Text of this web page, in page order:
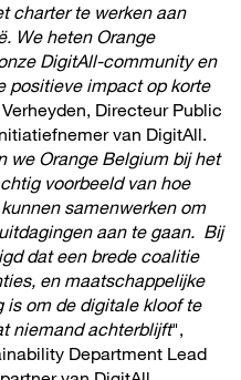
charter te werken aan
We heten Orange
DigitAll-community en
positieve impact op korte
Directeur Public
van DigitAll.
we Orange Belgium bij het
voorbeeld van hoe
samenwerken om
aan te gaan. Bij
dat een brede coalitie
en maatschappelijke
is om de digitale kloof te
niemand achterblijft",
Department Lead